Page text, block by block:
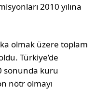
2010 yılına
olmak üzere toplam
Türkiye’de
sonunda kuru
nötr olmayı